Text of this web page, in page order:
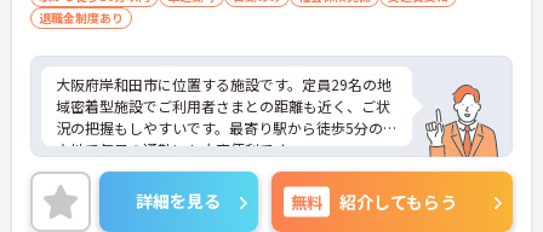
退職金制度あり
大阪府岸和田市に位置する施設です。定員29名の地
域密着型施設でご利用者さまとの距離も近く、ご状
況の把握もしやすいです。最寄り駅から徒歩5分の好
立地で毎日の通勤にも大変便利です。
ご興味ある方には、面接対策ポイントなど、さらに
詳細をお話しいたしますのでお気軽にご相談くださ
い！
詳細を見る 無料 紹介してもらう